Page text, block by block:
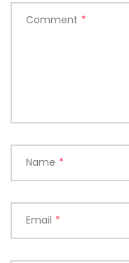
Comment *
Name *
Email *